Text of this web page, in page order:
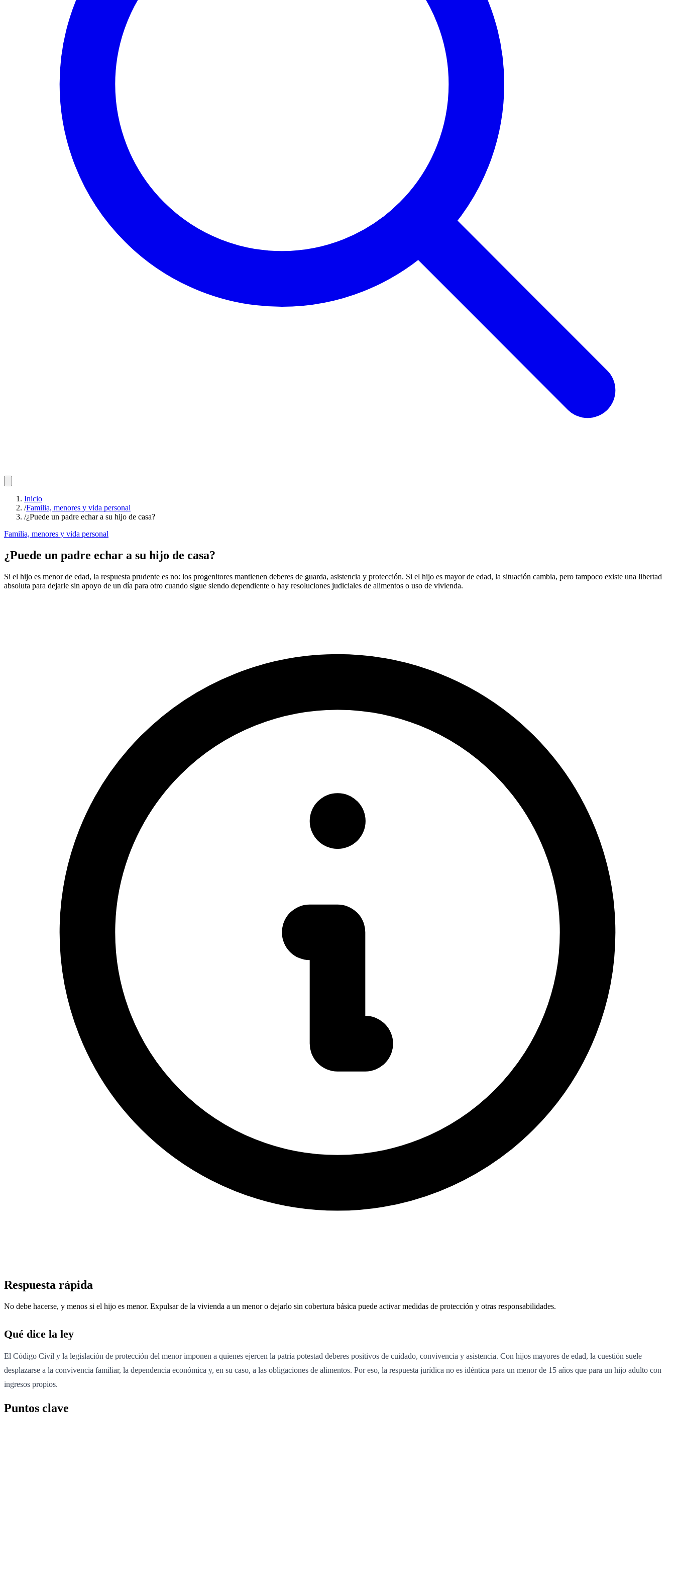
Inicio
/Familia, menores y vida personal
/¿Puede un padre echar a su hijo de casa?
Familia, menores y vida personal
¿Puede un padre echar a su hijo de casa?
Si el hijo es menor de edad, la respuesta prudente es no: los progenitores mantienen deberes de guarda, asistencia y protección. Si el hijo es mayor de edad, la situación cambia, pero tampoco existe una libertad
absoluta para dejarle sin apoyo de un día para otro cuando sigue siendo dependiente o hay resoluciones judiciales de alimentos o uso de vivienda.
Respuesta rápida
No debe hacerse, y menos si el hijo es menor. Expulsar de la vivienda a un menor o dejarlo sin cobertura básica puede activar medidas de protección y otras responsabilidades.
Qué dice la ley
El Código Civil y la legislación de protección del menor imponen a quienes ejercen la patria potestad deberes positivos de cuidado, convivencia y asistencia. Con hijos mayores de edad, la cuestión suele
desplazarse a la convivencia familiar, la dependencia económica y, en su caso, a las obligaciones de alimentos. Por eso, la respuesta jurídica no es idéntica para un menor de 15 años que para un hijo adulto con
ingresos propios.
Puntos clave